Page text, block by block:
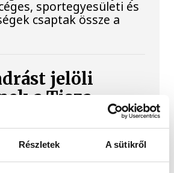
Részletek A sütikről
sportegyesületi és
csaptak össze a
jelöli
a Tisza
frakciója
a Legfelsőbb Bíróság
jelöli köztársasági